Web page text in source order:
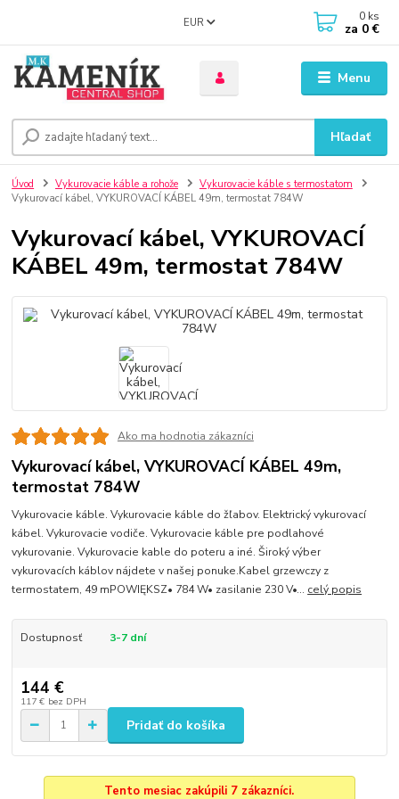
Menu
EUR
Hľadať
0 ks
za 0 €
Úvod Vykurovacie káble a rohože
Vykurovacie káble s termostatom
Vykurovací kábel, VYKUROVACÍ KÁBEL 49m, termostat 784W
Vykurovací kábel, VYKUROVACÍ
KÁBEL 49m, termostat 784W
Ako ma hodnotia zákazníci
Vykurovací kábel, VYKUROVACÍ KÁBEL 49m,
termostat 784W
Vykurovacie káble. Vykurovacie káble do žľabov. Elektrický vykurovací
kábel. Vykurovacie vodiče. Vykurovacie káble pre podlahové
vykurovanie. Vykurovacie kable do poteru a iné. Široký výber
vykurovacích káblov nájdete v našej ponuke.Kabel grzewczy z
termostatem, 49 mPOWIĘKSZ• 784 W• zasilanie 230 V•... celý popis
Dostupnosť 3-7 dní
144 €
117 € bez DPH
Pridať do košíka
Tento mesiac zakúpili 7 zákazníci.